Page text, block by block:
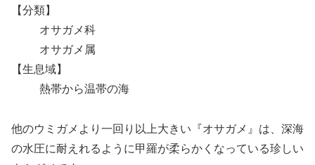
【分類】
オサガメ科
オサガメ属
【生息域】
熱帯から温帯の海
他のウミガメより一回り以上大きい『オサガメ』は、深海
の水圧に耐えれるように甲羅が柔らかくなっている珍しい